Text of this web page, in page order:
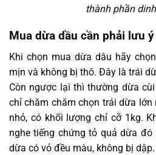
thành phần
Mua dừa dầu cần phải lưu
Khi chọn mua dừa dâu hãy
mịn và không bị thô. Đây là trái
Còn ngược lại thì thường dừa
chỉ chăm chăm chọn trái dừa lớn
nhỏ, có khối lượng chỉ cỡ 1kg.
nghe tiếng chứng tỏ quả dừa
dừa có vỏ đều màu, không bị dập.